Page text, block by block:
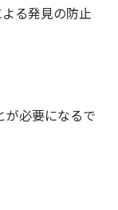
る発見の防止
が必要になるで